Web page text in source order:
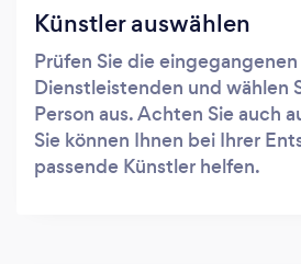
Künstler auswählen
Prüfen Sie die
Dienstleistenden und wählen
Person aus. Achten Sie auch
Sie können Ihnen bei Ihrer
passende Künstler helfen.